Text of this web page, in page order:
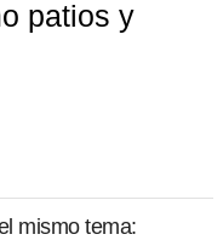
patios y
mismo tema: